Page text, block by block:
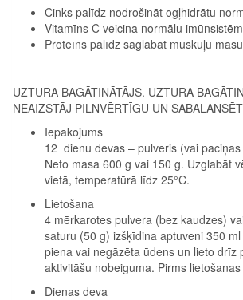
Cinks palīdz nodrošināt ogļhidrātu
Vitamīns C veicina normālu
Proteīns palīdz saglabāt muskuļu
UZTURA BAGĀTINĀTĀJS. UZTURA
NEAIZSTĀJ PILNVĒRTĪGU UN
Iepakojums
12 dienu devas – pulveris (vai
Neto masa 600 g vai 150 g. Uzglabāt
vietā, temperatūrā līdz 25°C.
Lietošana
4 mērkarotes pulvera (bez kaudzes)
saturu (50 g) izšķīdina aptuveni 350
piena vai negāzēta ūdens un lieto drīz
aktivitāšu nobeiguma. Pirms
Dienas deva